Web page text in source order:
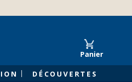
Panier
DÉCOUVERTES